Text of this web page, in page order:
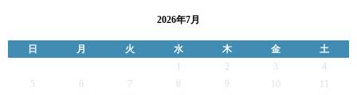
2026年7月
日 月 火 水 木 金
土
2 3
4
5
6 7 9